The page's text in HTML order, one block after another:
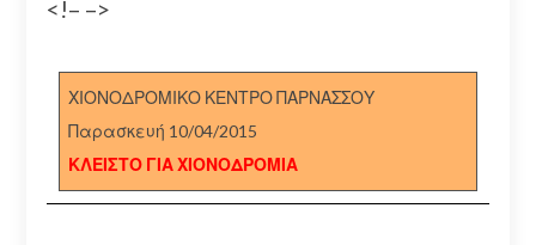
<!– –>
ΧΙΟΝΟΔΡΟΜΙΚΟ ΚΕΝΤΡΟ ΠΑΡΝΑΣΣΟΥ
Παρασκευή 10/04/2015
ΚΛΕΙΣΤΟ ΓΙΑ ΧΙΟΝΟΔΡΟΜΙΑ